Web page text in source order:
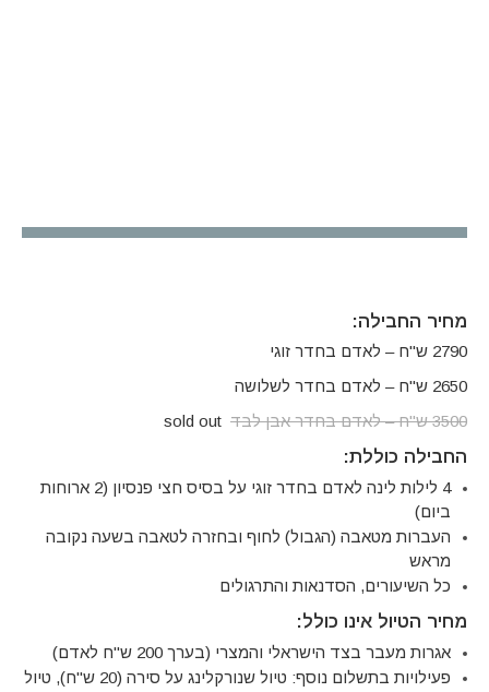
מחיר החבילה:
2790 ש"ח – לאדם בחדר זוגי
2650 ש"ח – לאדם בחדר לשלושה
3500 ש"ח – לאדם בחדר אבן לבד
החבילה כוללת:
4 לילות לינה לאדם בחדר זוגי על בסיס חצי פנסיון (2 ארוחות
ביום)
העברות מטאבה (הגבול) לחוף ובחזרה לטאבה בשעה נקובה
מראש
כל השיעורים, הסדנאות והתרגולים
מחיר הטיול אינו כולל:
אגרות מעבר בצד הישראלי והמצרי (בערך 200 ש"ח לאדם)
פעילויות בתשלום נוסף: טיול שנורקלינג על סירה (20 ש"ח), טיול